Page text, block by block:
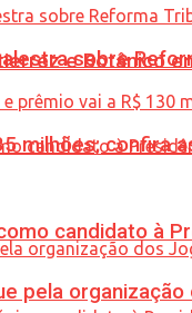
e Botânico
candidato à
sobre
milhões; confira
pela